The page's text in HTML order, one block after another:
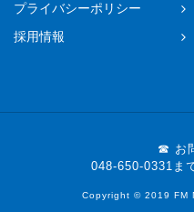
プライバシーポリシー
採用情報
☎ お
048-650-0331ま
Copyright © 2019 FM